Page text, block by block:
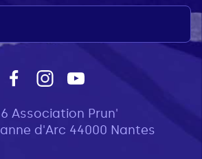
Association Prun'
d'Arc 44000 Nantes